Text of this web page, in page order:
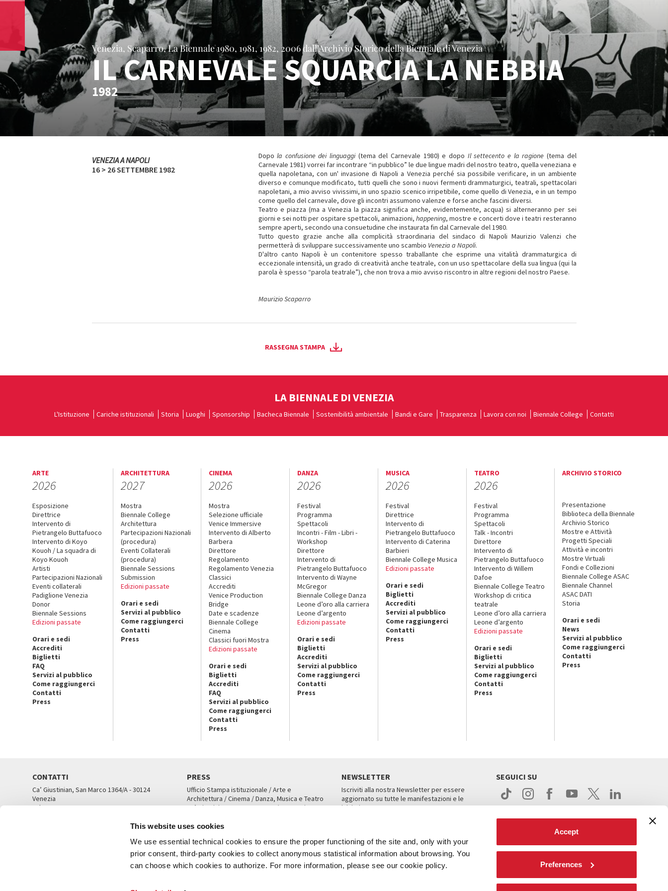
This website uses cookies
We use essential technical cookies to ensure the proper functioning of the site and, only with your
prior consent, third-party cookies to collect anonymous statistical information about browsing. You
can choose which cookies to authorize. For more information, please see our cookie policy.
Accept
Preferences
Venezia, Scaparro, La Biennale 1980, 1981, 1982, 2006 dall’Archivio Storico della Biennale di Venezia
IL CARNEVALE SQUARCIA LA NEBBIA
1982
VENEZIA A NAPOLI
16 > 26 SETTEMBRE 1982
Dopola confusione dei linguaggi(tema del Carnevale 1980) e dopo Il settecento e la ragione (tema del
Carnevale 1981) vorrei far incontrare “in pubblico” le due lingue madri del nostro teatro, quella veneziana e
quella napoletana, con un' invasione di Napoli a Venezia perché sia possibile verificare, in un ambiente
diverso e comunque modificato, tutti quelli che sono i nuovi fermenti drammaturgici, teatrali, spettacolari
napoletani, a mio avviso vivissimi, in uno spazio scenico irripetibile, come quello di Venezia, e in un tempo
come quello del carnevale, dove gli incontri assumono valenze e forse anche fascini diversi.
Teatro e piazza (ma a Venezia la piazza significa anche, evidentemente, acqua) si alterneranno per sei
giorni e sei notti per ospitare spettacoli, animazioni, happening, mostre e concerti dove i teatri resteranno
sempre aperti, secondo una consuetudine che instaurata fin dal Carnevale del 1980.
Tutto questo grazie anche alla complicità straordinaria del sindaco di Napoli Maurizio Valenzi che
permetterà di sviluppare successivamente uno scambio Venezia a Napoli.
D'altro canto Napoli è un contenitore spesso traballante che esprime una vitalità drammaturgica di
eccezionale intensità, un grado di creatività anche teatrale, con un uso spettacolare della sua lingua (qui la
parola è spesso “parola teatrale”), che non trova a mio avviso riscontro in altre regioni del nostro Paese.
Maurizio Scaparro
RASSEGNA STAMPA
LA BIENNALE DI VENEZIA
L'Istituzione Cariche istituzionali Storia Luoghi Sponsorship Bacheca Biennale Sostenibilità ambientale Bandi e Gare Trasparenza Lavora con noi Biennale College Contatti
ARTE
2026
Esposizione
Direttrice
Intervento di
Pietrangelo Buttafuoco
Intervento di Koyo
Kouoh / La squadra di
Koyo Kouoh
Artisti
Partecipazioni Nazionali
Eventi collaterali
Padiglione Venezia
Donor
Biennale Sessions
Edizioni passate
Orari e sedi
Accrediti
Biglietti
FAQ
Servizi al pubblico
Come raggiungerci
Contatti
Press
ARCHITETTURA
2027
Mostra
Biennale College
Architettura
Partecipazioni Nazionali
(procedura)
Eventi Collaterali
(procedura)
Biennale Sessions
Submission
Edizioni passate
Orari e sedi
Servizi al pubblico
Come raggiungerci
Contatti
Press
CINEMA
2026
Mostra
Selezione ufficiale
Venice Immersive
Intervento di Alberto
Barbera
Direttore
Regolamento
Regolamento Venezia
Classici
Accrediti
Venice Production
Bridge
Date e scadenze
Biennale College
Cinema
Classici fuori Mostra
Edizioni passate
Orari e sedi
Biglietti
Accrediti
FAQ
Servizi al pubblico
Come raggiungerci
Contatti
Press
DANZA
2026
Festival
Programma
Spettacoli
Incontri - Film - Libri -
Workshop
Direttore
Intervento di
Pietrangelo Buttafuoco
Intervento di Wayne
McGregor
Biennale College Danza
Leone d’oro alla carriera
Leone d’argento
Edizioni passate
Orari e sedi
Biglietti
Accrediti
Servizi al pubblico
Come raggiungerci
Contatti
Press
MUSICA
2026
Festival
Direttrice
Intervento di
Pietrangelo Buttafuoco
Intervento di Caterina
Barbieri
Biennale College Musica
Edizioni passate
Orari e sedi
Biglietti
Accrediti
Servizi al pubblico
Come raggiungerci
Contatti
Press
TEATRO
2026
Festival
Programma
Spettacoli
Talk - Incontri
Direttore
Intervento di
Pietrangelo Buttafuoco
Intervento di Willem
Dafoe
Biennale College Teatro
Workshop di critica
teatrale
Leone d’oro alla carriera
Leone d’argento
Edizioni passate
Orari e sedi
Biglietti
Servizi al pubblico
Come raggiungerci
Contatti
Press
ARCHIVIO STORICO
Presentazione
Biblioteca della Biennale
Archivio Storico
Mostre e Attività
Progetti Speciali
Attività e incontri
Mostre Virtuali
Fondi e Collezioni
Biennale College ASAC
Biennale Channel
ASAC DATI
Storia
Orari e sedi
News
Servizi al pubblico
Come raggiungerci
Contatti
Press
CONTATTI
Ca’ Giustinian, San Marco 1364/A - 30124
Venezia
Tel. 041 5218711
PRESS
Ufficio Stampa istituzionale / Arte e
Architettura / Cinema / Danza, Musica e Teatro
Ca’ Giustinian, San Marco 1364/A, Venezia
UFFICI STAMPA
NEWSLETTER
Iscriviti alla nostra Newsletter per essere
aggiornato su tutte le manifestazioni e le
iniziative.
SEGUICI SU